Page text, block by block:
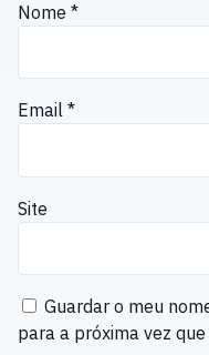
Nome *
Email *
Site
Guardar o meu
para a próxima vez